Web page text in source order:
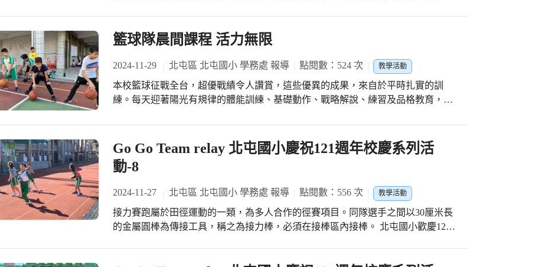
籃球隊晨間課程 活力無限
2024-11-29 北屯區 北屯國小 學務處 報導 點閱數：524 次 教學活動
本校籃球征戰全台，超優戰績令人讚賞，這些優異的成果，來自於平時扎實的訓
練。每天迎著陽光有規律的體能訓練、基礎動作、戰略解說、練習及品格教育，奠
Go Go Team relay 北屯國小慶祝121週年校慶系列活
動-8
2024-11-27 北屯區 北屯國小 學務處 報導 點閱數：556 次 教學活動
接力賽跑屬於田徑運動的一類，為多人合作的徑賽項目。同隊選手之間以30厘米長
的金屬圓棒為傳接工具，稱之為接力棒，必須在接棒區內接棒。 北屯國小歡慶121